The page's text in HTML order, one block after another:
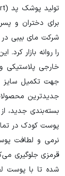
شرکت مای بیبی
را روانه بازار
خارجی پلاستیکی
جهت تکمیل سایز
بسته‌بندی جدید،
پوست کودک در
نرمی و لطافت
قرمزی جلوگیری
شده تا با پوست